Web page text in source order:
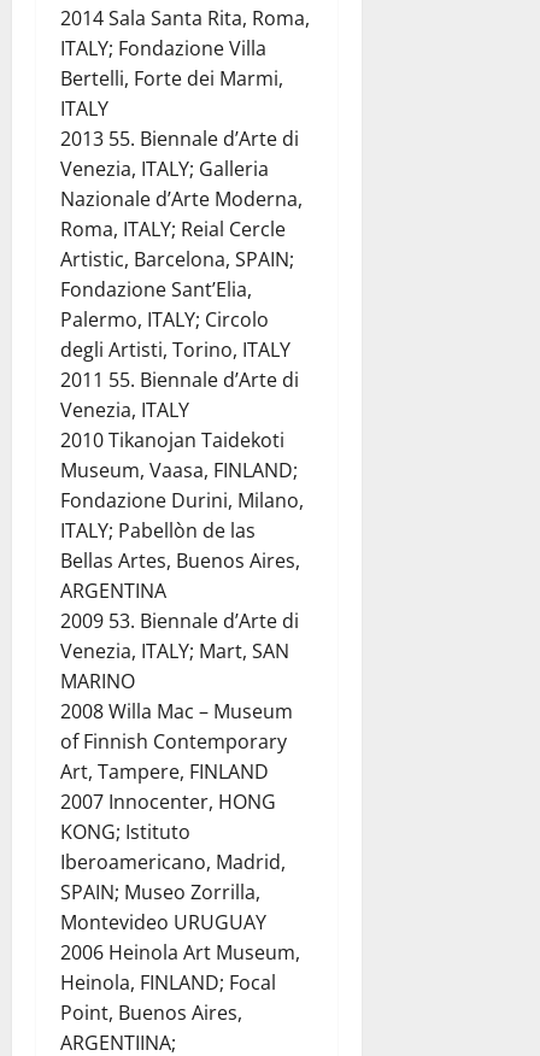
2014 Sala Santa Rita, Roma,
ITALY; Fondazione Villa
Bertelli, Forte dei Marmi,
ITALY
2013 55. Biennale d’Arte di
Venezia, ITALY; Galleria
Nazionale d’Arte Moderna,
Roma, ITALY; Reial Cercle
Artistic, Barcelona, SPAIN;
Fondazione Sant’Elia,
Palermo, ITALY; Circolo
degli Artisti, Torino, ITALY
2011 55. Biennale d’Arte di
Venezia, ITALY
2010 Tikanojan Taidekoti
Museum, Vaasa, FINLAND;
Fondazione Durini, Milano,
ITALY; Pabellòn de las
Bellas Artes, Buenos Aires,
ARGENTINA
2009 53. Biennale d’Arte di
Venezia, ITALY; Mart, SAN
MARINO
2008 Willa Mac – Museum
of Finnish Contemporary
Art, Tampere, FINLAND
2007 Innocenter, HONG
KONG; Istituto
Iberoamericano, Madrid,
SPAIN; Museo Zorrilla,
Montevideo URUGUAY
2006 Heinola Art Museum,
Heinola, FINLAND; Focal
Point, Buenos Aires,
ARGENTIINA;